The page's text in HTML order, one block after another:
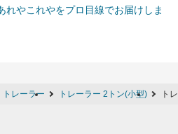
れやこれやをプロ目線でお届けしま
トレーラー トレーラー 2トン(小型) ト